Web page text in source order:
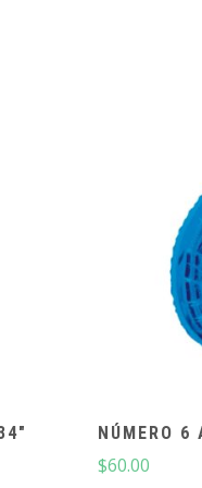
NÚMERO 6
$60.00